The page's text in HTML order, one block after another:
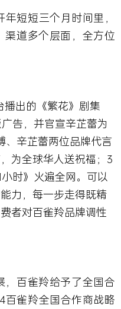
短短三个月时间里，
道多个层面，全方位
播出的《繁花》剧集
告，并官宣辛芷蕾为
、辛芷蕾两位品牌代言
为全球华人送祝福；3
时》火遍全网。可以
力，每一步走得既精
者对百雀羚品牌调性
百雀羚给予了全国合
百雀羚全国合作商战略